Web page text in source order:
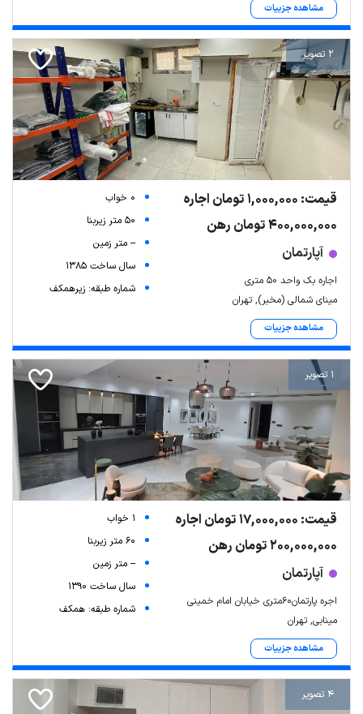
مشاهده جزییات
2 تصویر
قیمت: 1,000,000 تومان اجاره
400,000,000 تومان رهن
آپارتمان
اجاره بک واحد ۵۰ متری
مینای شمالی (مخبر), تهران
مشاهده جزییات
0 خواب
50 متر زیربنا
-- متر زمین
سال ساخت 1385
شماره طبقه: زیرهمکف
1 تصویر
قیمت: 17,000,000 تومان اجاره
200,000,000 تومان رهن
آپارتمان
اجره پارتمان60متری خیابان امام خمینی
مینابی, تهران
مشاهده جزییات
1 خواب
60 متر زیربنا
-- متر زمین
سال ساخت 1390
شماره طبقه: همکف
4 تصویر